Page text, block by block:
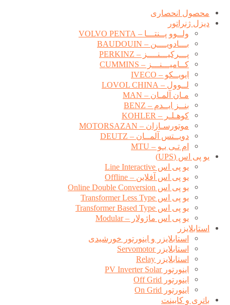
محصول انحصاری
دیزل ژنراتور
ولــوو پــنتـــا – VOLVO PENTA
بـــادویــــن – BAUDOUIN
پـــرکیـــنــــز – PERKINZ
کــامیـــنـــز – CUMMINS
ایویــکو – IVECO
لــوول – LOVOL CHINA
مـان آلمـان – MAN
بنــز ایــدم – BENZ
کوهـلـر – KOHLER
موتورسـازان – MOTORSAZAN
دویــتس آلمــان – DEUTZ
ام تـی یـو – MTU
یو پی اس (UPS)
یو پی اس Line Interactive
یو پی اس آفلاین – Offline
یو پی اس Online Double Conversion
یو پی اس Transformer Less Type
یو پی اس Transformer Based Type
یو پی اس ماژولار – Modular
استابلایزر
استابلایزر و اینورتور خورشیدی
استابلایزر Servomotor
استابلایزر Relay
اینورتور PV Inverter Solar
اینورتور Off Grid
اینورتور On Grid
باتری و کابینت